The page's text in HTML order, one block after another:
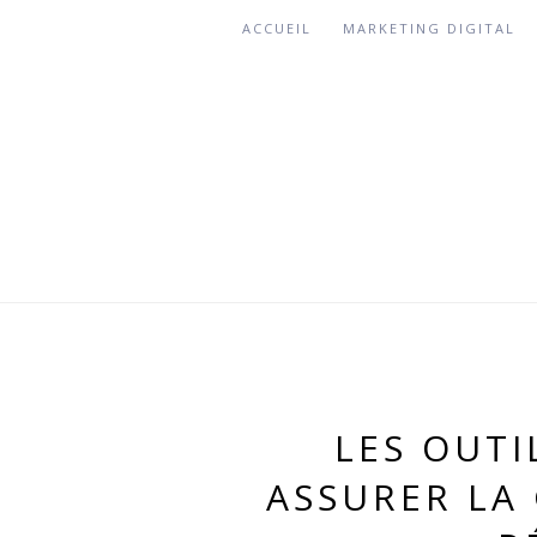
ACCUEIL MARKETING DIGITAL
LES
ASSURER